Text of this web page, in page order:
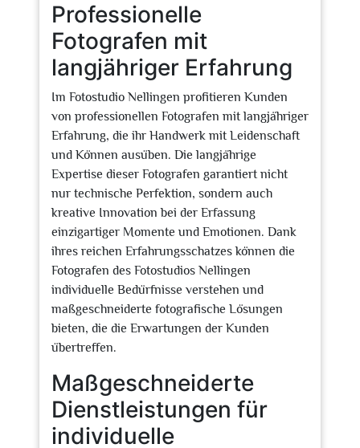
Professionelle
Fotografen mit
langjähriger Erfahrung
Im Fotostudio Nellingen profitieren Kunden
von professionellen Fotografen mit langjähriger
Erfahrung, die ihr Handwerk mit Leidenschaft
und Können ausüben. Die langjährige
Expertise dieser Fotografen garantiert nicht
nur technische Perfektion, sondern auch
kreative Innovation bei der Erfassung
einzigartiger Momente und Emotionen. Dank
ihres reichen Erfahrungsschatzes können die
Fotografen des Fotostudios Nellingen
individuelle Bedürfnisse verstehen und
maßgeschneiderte fotografische Lösungen
bieten, die die Erwartungen der Kunden
übertreffen.
Maßgeschneiderte
Dienstleistungen für
individuelle